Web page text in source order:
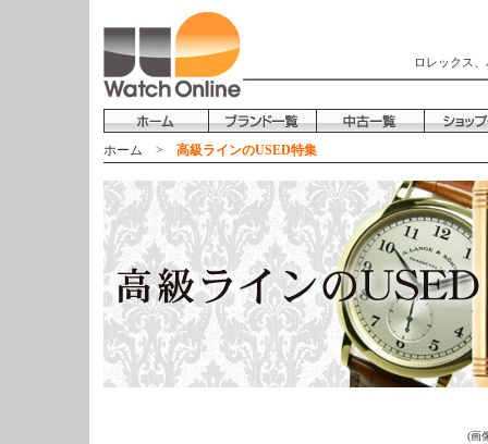
ロレックス
ホーム > 高級ラインのUSED特集
(画